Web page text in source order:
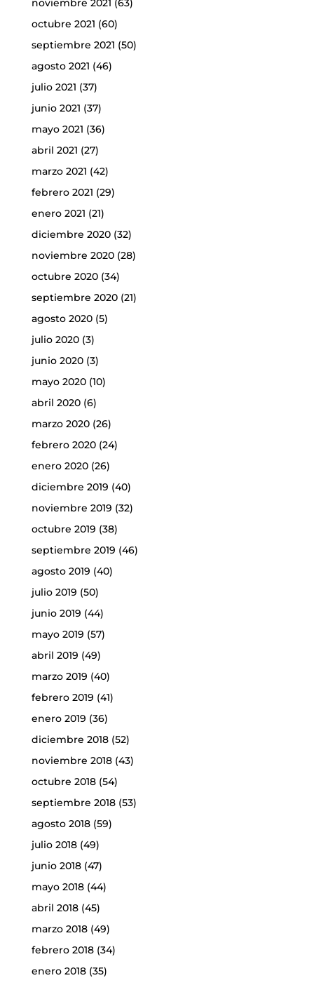
noviembre 2021 (63)
octubre 2021 (60)
septiembre 2021 (50)
agosto 2021 (46)
julio 2021 (37)
junio 2021 (37)
mayo 2021 (36)
abril 2021 (27)
marzo 2021 (42)
febrero 2021 (29)
enero 2021 (21)
diciembre 2020(32)
noviembre 2020(28)
octubre 2020(34)
septiembre 2020(21)
agosto 2020(5)
julio 2020(3)
junio 2020(3)
mayo 2020(10)
abril 2020(6)
marzo 2020(26)
febrero 2020(24)
enero 2020(26)
diciembre 2019 (40)
noviembre 2019 (32)
octubre 2019 (38)
septiembre 2019 (46)
agosto 2019 (40)
julio 2019 (50)
junio 2019 (44)
mayo 2019 (57)
abril 2019 (49)
marzo 2019 (40)
febrero 2019 (41)
enero 2019 (36)
diciembre 2018(52)
noviembre 2018(43)
octubre 2018(54)
septiembre 2018(53)
agosto 2018(59)
julio 2018(49)
junio 2018(47)
mayo 2018(44)
abril 2018(45)
marzo 2018(49)
febrero 2018(34)
enero 2018(35)